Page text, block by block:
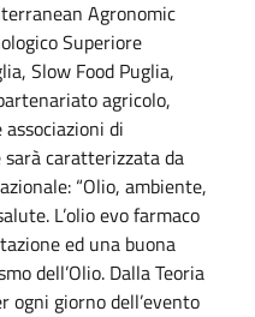
Agronomic
Superiore
Slow Food Puglia,
agricolo,
di
caratterizzata da
“Olio, ambiente,
L’olio evo farmaco
ed una buona
dell’Olio. Dalla Teoria
ogni giorno dell’evento